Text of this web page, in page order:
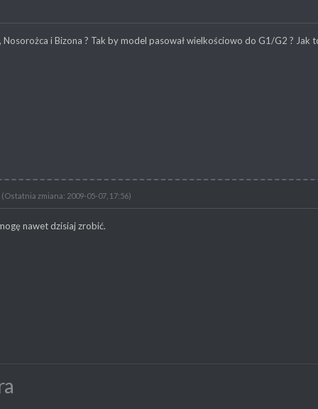
Nosorożca i Bizona ? Tak by model pasował wielkościowo do G1/G2 ?
(Ostatnia zmiana: 2009-05-07, 17:56)
nawet dzisiaj zrobić.